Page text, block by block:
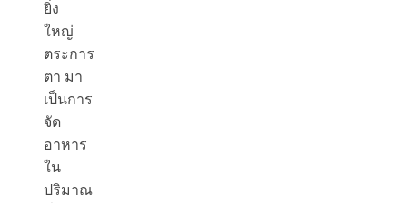
ยิ่ง
ใหญ่
ตระการ
ตา มา
เป็นการ
จัด
อาหาร
ใน
ปริมาณ